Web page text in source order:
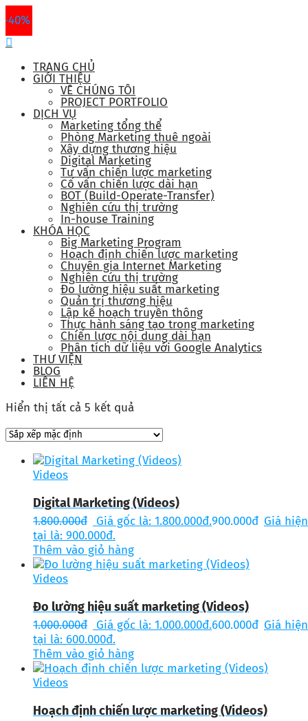
TRANG CHỦ
GIỚI THIỆU
VỀ CHÚNG TÔI
PROJECT PORTFOLIO
DỊCH VỤ
Marketing tổng thể
Phòng Marketing thuê ngoài
Xây dựng thương hiệu
Digital Marketing
Tư vấn chiến lược marketing
Cố vấn chiến lược dài hạn
BOT (Build-Operate-Transfer)
Nghiên cứu thị trường
In-house Training
KHÓA HỌC
Big Marketing Program
Hoạch định chiến lược marketing
Chuyên gia Internet Marketing
Nghiên cứu thị trường
Đo lường hiệu suất marketing
Quản trị thương hiệu
Lập kế hoạch truyền thông
Thực hành sáng tạo trong marketing
Chiến lược nội dung dài hạn
Phân tích dữ liệu với Google Analytics
THƯ VIỆN
BLOG
LIÊN HỆ
Hiển thị tất cả 5 kết quả
-50%
Videos
Digital Marketing (Videos)
1.800.000đ Giá gốc là: 1.800.000đ.900.000đ Giá hiện
tại là: 900.000đ.
Thêm vào giỏ hàng
-40%
Videos
Đo lường hiệu suất marketing (Videos)
1.000.000đ Giá gốc là: 1.000.000đ.600.000đ Giá hiện
tại là: 600.000đ.
Thêm vào giỏ hàng
-40%
Videos
Hoạch định chiến lược marketing (Videos)
-40%
-40%